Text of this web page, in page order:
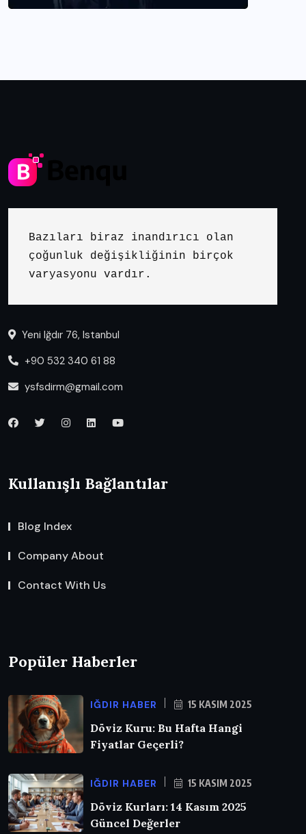
Bazıları biraz inandırıcı olan
çoğunluk değişikliğinin birçok
varyasyonu vardır.
Yeni Iğdır 76, Istanbul
+90 532 340 61 88
ysfsdirm@gmail.com
Kullanışlı Bağlantılar
Blog Index
Company About
Contact With Us
Popüler Haberler
IĞDIR HABER 15 KASIM 2025
Döviz Kuru: Bu Hafta Hangi
Fiyatlar Geçerli?
IĞDIR HABER 15 KASIM 2025
Döviz Kurları: 14 Kasım 2025
Güncel Değerler